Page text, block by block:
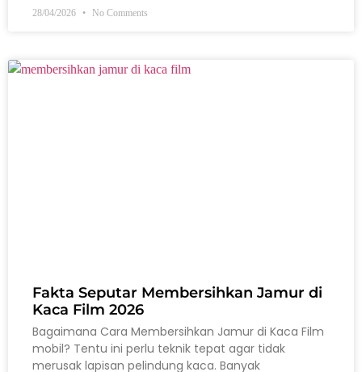
28/04/2026 No Comments
Fakta Seputar Membersihkan Jamur di
Kaca Film 2026
Bagaimana Cara Membersihkan Jamur di Kaca Film
mobil? Tentu ini perlu teknik tepat agar tidak
merusak lapisan pelindung kaca. Banyak